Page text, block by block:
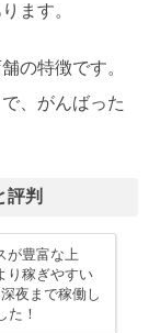
ます。
の特徴です。
、がんばった
評判
が豊富な上
り稼ぎやすい
夜まで稼働し
た！